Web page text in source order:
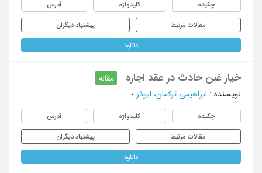
چکیده کلیدواژه آدرس
مقالات مرتبط پیشنهاد دیگران
دانلود
خیار غبن حادث در عقد اجاره
مقاله
نویسنده : ابراهیمی ترکمان، ابوذر ؛
چکیده کلیدواژه آدرس
مقالات مرتبط پیشنهاد دیگران
دانلود